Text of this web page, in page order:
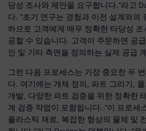
당성 조사와 제안을 요구합니다."라고
다. "초기 연구는 경험과 이전 설계와의
하므로 고객에게 매우 정확한 타당성 조
공할 수 있습니다. 고객이 주문하면 공
인 및 기타 측면을 정의하는 실제 공급
그런 다음 프로세스는 가장 중요한 두
다. 여기에는 개체 정의, 파트 그리기,
개발, 다양한 파트 검증을 위한 정확한
계 검증 작업이 포함됩니다. "이 프로세
플라스틱 재료, 복잡한 형상의 물체 및